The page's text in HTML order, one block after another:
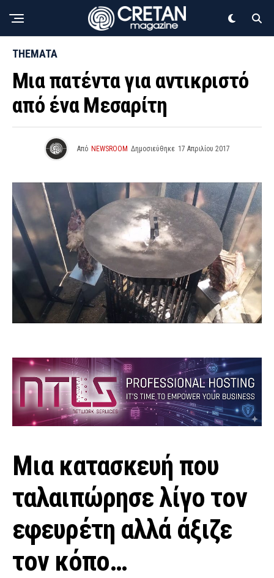
THEMATA
Μια πατέντα για αντικριστό
από ένα Μεσαρίτη
Από NEWSROOM Δημοσιεύθηκε 17 Απριλίου 2017
Mια κατασκευή που
ταλαιπώρησε λίγο τον
εφευρέτη αλλά άξιζε
τον κόπο…